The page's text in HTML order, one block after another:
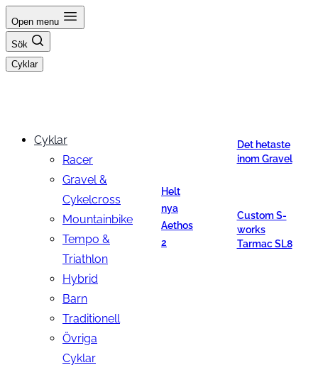
Hoppa
till
innehåll
Open menu
Sök
Cyklar
Cyklar
Racer
Gravel &
Cykelcross
Mountainbike
Tempo &
Triathlon
Hybrid
Barn
Traditionell
Övriga
Cyklar
Helt
nya
Aethos
2
Det hetaste
inom Gravel
Custom S-
works
Tarmac SL8